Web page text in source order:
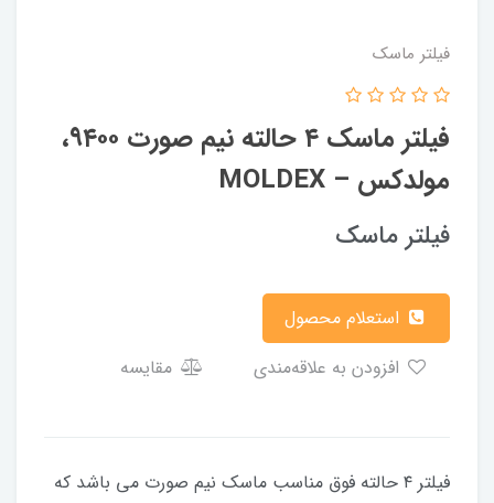
فیلتر ماسک
فیلتر ماسک ۴ حالته نیم صورت ۹۴۰۰،
مولدکس – MOLDEX
فیلتر ماسک
مقایسه
فیلتر ۴ حالته فوق مناسب ماسک نیم صورت می باشد که